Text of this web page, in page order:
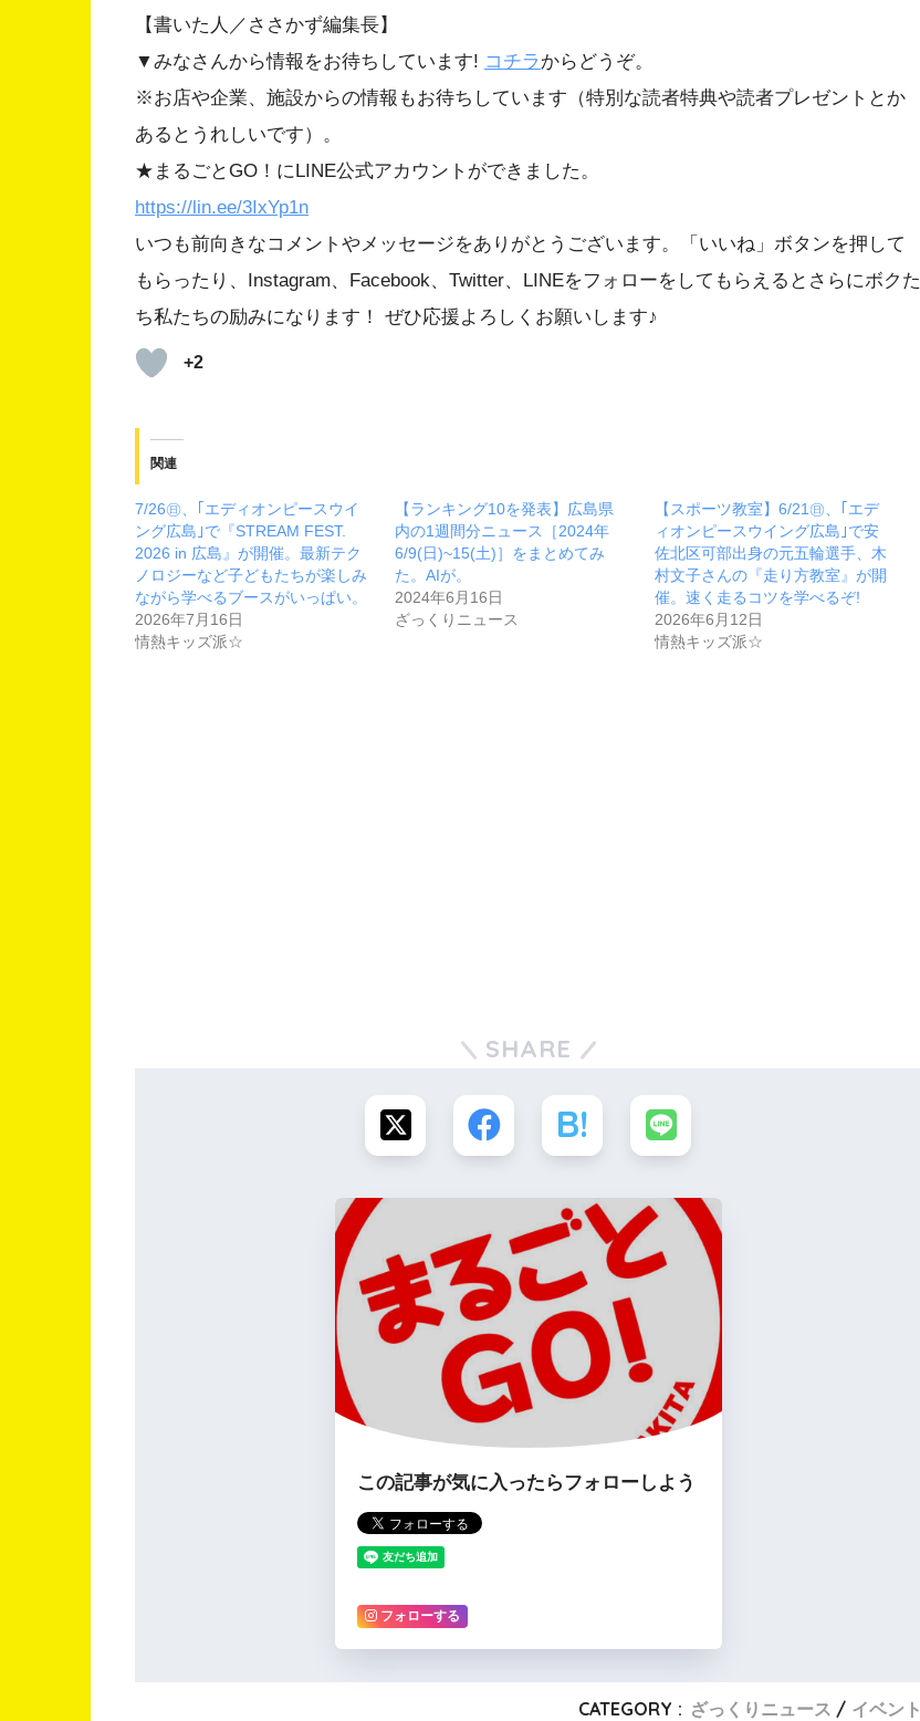
【書いた人／ささかず編集長】
▼みなさんから情報をお待ちしています! コチラ からどうぞ。
※お店や企業、施設からの情報もお待ちしています（特別な読者特典や読者プレゼントとか
あるとうれしいです）。
★まるごとGO！にLINE公式アカウントができました。
https://lin.ee/3IxYp1n
いつも前向きなコメントやメッセージをありがとうございます。「いいね」ボタンを押して
もらったり、Instagram、Facebook、Twitter、LINEをフォローをしてもらえるとさらにボクた
ち私たちの励みになります！ ぜひ応援よろしくお願いします♪
+2
関連
7/26㊐、｢エディオンピースウイ
ング広島｣で『STREAM FEST.
2026 in 広島』が開催。最新テク
ノロジーなど子どもたちが楽しみ
ながら学べるブースがいっぱい。
2026年7月16日
情熱キッズ派☆
【ランキング10を発表】広島県
内の1週間分ニュース［2024年
6/9(日)~15(土)］をまとめてみ
た。AIが。
2024年6月16日
ざっくりニュース
【スポーツ教室】6/21㊐、｢エデ
ィオンピースウイング広島｣で安
佐北区可部出身の元五輪選手、木
村文子さんの『走り方教室』が開
催。速く走るコツを学べるぞ!
2026年6月12日
情熱キッズ派☆
SHARE
この記事が気に入ったらフォローしよう
フォローする
CATEGORY : ざっくりニュース イベント